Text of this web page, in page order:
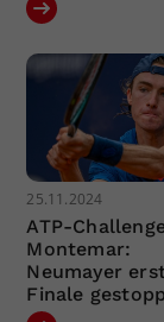
25.11.2024
ATP-
Montemar:
Neumayer
Finale